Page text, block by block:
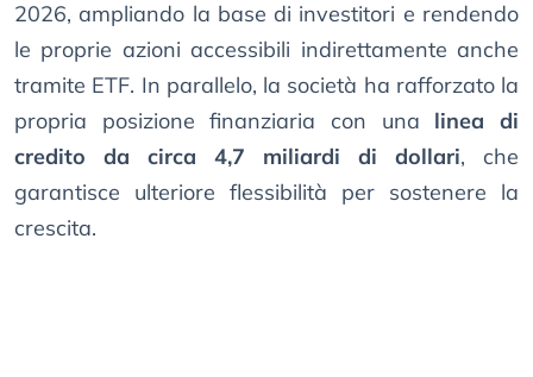
2026, ampliando la base di investitori e rendendo
le proprie azioni accessibili indirettamente anche
tramite ETF. In parallelo, la società ha rafforzato la
propria posizione finanziaria con una linea di
credito da circa 4,7 miliardi di dollari, che
garantisce ulteriore flessibilità per sostenere la
crescita.